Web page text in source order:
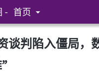
- 首页
谈判陷入僵局，